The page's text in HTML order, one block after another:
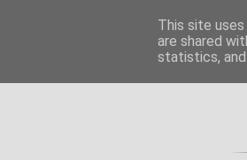
This site
are shared
statistics,